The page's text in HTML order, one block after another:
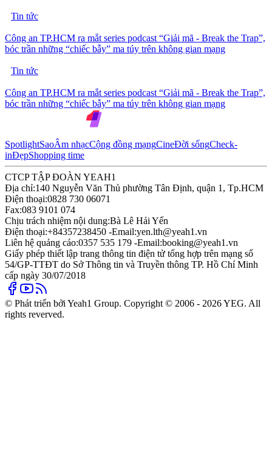
Tin tức
Công an TP.HCM ra mắt series podcast “Giải mã - Break the Trap”,
bóc trần những “chiếc bẫy” ma túy trên không gian mạng
Tin tức
Công an TP.HCM ra mắt series podcast “Giải mã - Break the Trap”,
bóc trần những “chiếc bẫy” ma túy trên không gian mạng
SpotlightSaoÂm nhạcCộng đồng mạngCineĐời sốngCheck-
inĐẹpShopping time
CTCP TẬP ĐOÀN YEAH1
Địa chỉ:140 Nguyễn Văn Thủ phường Tân Định, quận 1, Tp.HCM
Điện thoại:0828 730 06071
Fax:083 9101 074
Chịu trách nhiệm nội dung:Bà Lê Hải Yến
Điện thoại:+84357238450 -Email:yen.lth@yeah1.vn
Liên hệ quảng cáo:0357 535 179 -Email:booking@yeah1.vn
Giấy phép thiết lập trang thông tin điện tử tổng hợp trên mạng số
54/GP-TTĐT do Sở Thông tin và Truyền thông TP. Hồ Chí Minh
cấp ngày 30/07/2018
© Phát triển bởi Yeah1 Group. Copyright © 2006 - 2026 YEG. All
rights reverved.